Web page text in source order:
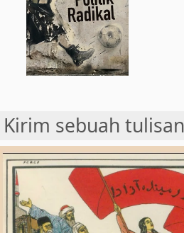
Kirim sebuah